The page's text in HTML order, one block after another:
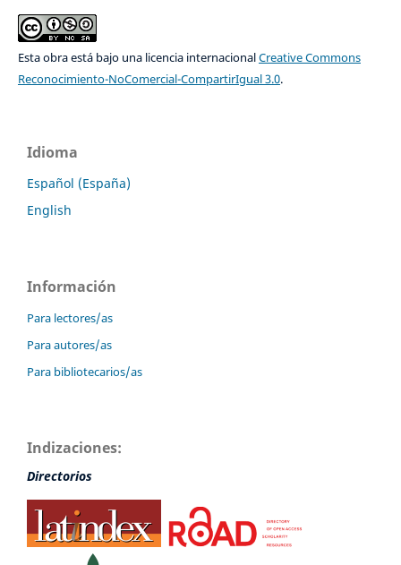
Esta obra está bajo una licencia internacionalCreative Commons
Reconocimiento-NoComercial-CompartirIgual 3.0.
Idioma
Español (España)
English
Información
Para lectores/as
Para autores/as
Para bibliotecarios/as
Indizaciones:
Directorios